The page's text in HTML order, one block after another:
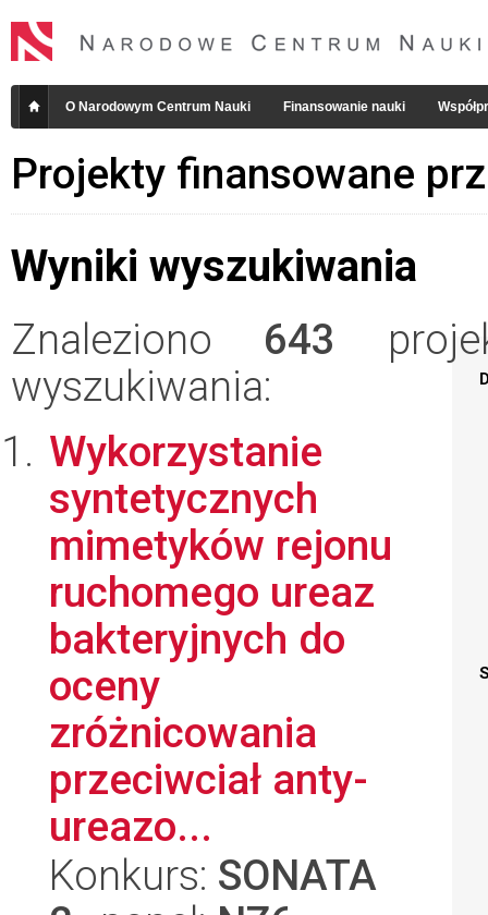
O Narodowym Centrum Nauki Finansowanie nauki
Projekty finansowane
Wyniki wyszukiwania
Znaleziono 643
wyszukiwania:
Wykorzystanie
syntetycznych
mimetyków rejonu
ruchomego ureaz
bakteryjnych do
oceny
zróżnicowania
przeciwciał anty-
ureazo...
Konkurs: SONATA